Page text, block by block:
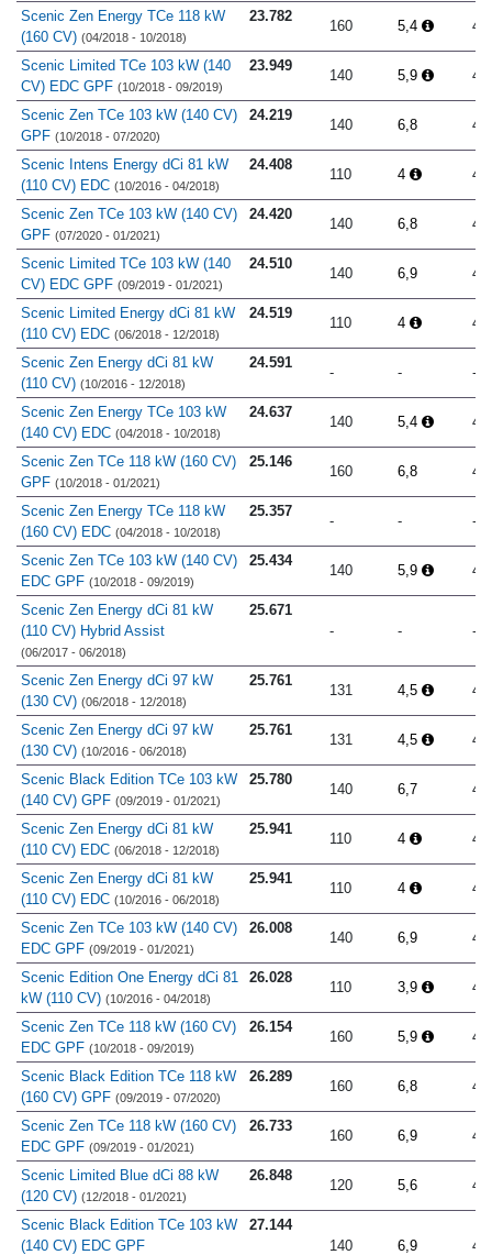
Scenic Zen Energy TCe 118 kW
(160 CV) (04/2018 - 10/2018)
23.782
160 5,4
Scenic Limited TCe 103 kW (140
CV) EDC GPF (10/2018 - 09/2019)
23.949
140 5,9
Scenic Zen TCe 103 kW (140 CV)
GPF (10/2018 - 07/2020)
24.219
140 6,8
Scenic Intens Energy dCi 81 kW
(110 CV) EDC (10/2016 - 04/2018)
24.408
110 4
Scenic Zen TCe 103 kW (140 CV)
GPF (07/2020 - 01/2021)
24.420
140 6,8
Scenic Limited TCe 103 kW (140
CV) EDC GPF (09/2019 - 01/2021)
24.510
140 6,9
Scenic Limited Energy dCi 81 kW
(110 CV) EDC (06/2018 - 12/2018)
24.519
110 4
Scenic Zen Energy dCi 81 kW
(110 CV) (10/2016 - 12/2018)
24.591
- - -
Scenic Zen Energy TCe 103 kW
(140 CV) EDC (04/2018 - 10/2018)
24.637
140 5,4
Scenic Zen TCe 118 kW (160 CV)
GPF (10/2018 - 01/2021)
25.146
160 6,8
Scenic Zen Energy TCe 118 kW
(160 CV) EDC (04/2018 - 10/2018)
25.357
- - -
Scenic Zen TCe 103 kW (140 CV)
EDC GPF (10/2018 - 09/2019)
25.434
140 5,9
Scenic Zen Energy dCi 81 kW
(110 CV) Hybrid Assist
(06/2017 - 06/2018)
25.671
-
- -
Scenic Zen Energy dCi 97 kW
(130 CV) (06/2018 - 12/2018)
25.761
131 4,5
Scenic Zen Energy dCi 97 kW
(130 CV) (10/2016 - 06/2018)
25.761
131 4,5
Scenic Black Edition TCe 103 kW
(140 CV) GPF (09/2019 - 01/2021)
25.780
140 6,7
Scenic Zen Energy dCi 81 kW
(110 CV) EDC (06/2018 - 12/2018)
25.941
110 4
Scenic Zen Energy dCi 81 kW
(110 CV) EDC (10/2016 - 06/2018)
25.941
110 4
Scenic Zen TCe 103 kW (140 CV)
EDC GPF (09/2019 - 01/2021)
26.008
140 6,9
Scenic Edition One Energy dCi 81
kW (110 CV) (10/2016 - 04/2018)
26.028
110 3,9
Scenic Zen TCe 118 kW (160 CV)
EDC GPF (10/2018 - 09/2019)
26.154
160 5,9
Scenic Black Edition TCe 118 kW
(160 CV) GPF (09/2019 - 07/2020)
26.289
160 6,8
Scenic Zen TCe 118 kW (160 CV)
EDC GPF (09/2019 - 01/2021)
26.733
160 6,9
Scenic Limited Blue dCi 88 kW
(120 CV) (12/2018 - 01/2021)
26.848
120 5,6
Scenic Black Edition TCe 103 kW
(140 CV) EDC GPF
27.144
140
6,9